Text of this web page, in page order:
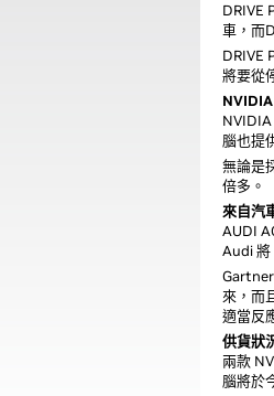
DRIVE
車，而
DRIVE
將要從
腦也提
無論是
倍多。
來自汽
AUDI
Audi 將
來，而
適當反
供貨狀
兩款
腦將於